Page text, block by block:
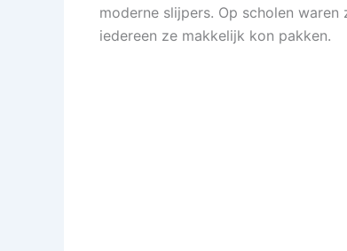
moderne slijpers. Op scholen
iedereen ze makkelijk kon pakken.